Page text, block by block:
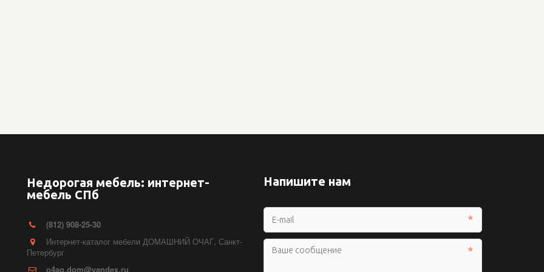
Недорогая мебель: интернет-
мебель СПб
(812) 908-25-30
Интернет-каталог мебели ДОМАШНИЙ ОЧАГ, Санкт-
Петербург
o4ag.dom@yandex.ru
Напишите нам
*
*